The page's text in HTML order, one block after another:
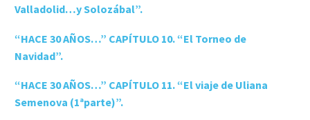
Valladolid…y Solozábal”.
“HACE 30 AÑOS…” CAPÍTULO 10. “El Torneo de
Navidad”.
“HACE 30 AÑOS…” CAPÍTULO 11. “El viaje de Uliana
Semenova (1ªparte)”.